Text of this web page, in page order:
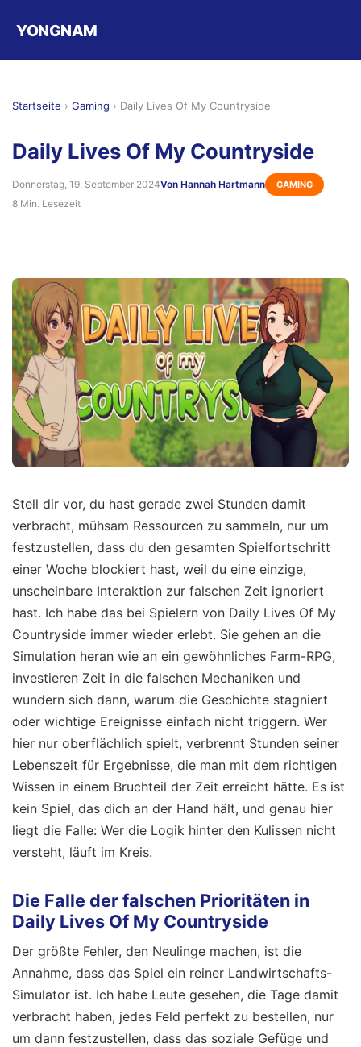
YONGNAM
Startseite › Gaming › Daily Lives Of My Countryside
Daily Lives Of My Countryside
Donnerstag, 19. September 2024Von Hannah Hartmann GAMING
8 Min. Lesezeit
Stell dir vor, du hast gerade zwei Stunden damit
verbracht, mühsam Ressourcen zu sammeln, nur um
festzustellen, dass du den gesamten Spielfortschritt
einer Woche blockiert hast, weil du eine einzige,
unscheinbare Interaktion zur falschen Zeit ignoriert
hast. Ich habe das bei Spielern von Daily Lives Of My
Countryside immer wieder erlebt. Sie gehen an die
Simulation heran wie an ein gewöhnliches Farm-RPG,
investieren Zeit in die falschen Mechaniken und
wundern sich dann, warum die Geschichte stagniert
oder wichtige Ereignisse einfach nicht triggern. Wer
hier nur oberflächlich spielt, verbrennt Stunden seiner
Lebenszeit für Ergebnisse, die man mit dem richtigen
Wissen in einem Bruchteil der Zeit erreicht hätte. Es ist
kein Spiel, das dich an der Hand hält, und genau hier
liegt die Falle: Wer die Logik hinter den Kulissen nicht
versteht, läuft im Kreis.
Die Falle der falschen Prioritäten in
Daily Lives Of My Countryside
Der größte Fehler, den Neulinge machen, ist die
Annahme, dass das Spiel ein reiner Landwirtschafts-
Simulator ist. Ich habe Leute gesehen, die Tage damit
verbracht haben, jedes Feld perfekt zu bestellen, nur
um dann festzustellen, dass das soziale Gefüge und